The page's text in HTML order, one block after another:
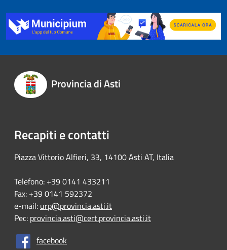
Provincia di Asti
Recapiti e contatti
Piazza Vittorio Alfieri, 33, 14100 Asti AT, Italia
Telefono: +39 0141 433211
Fax: +39 0141 592372
e-mail: urp@provincia.asti.it
Pec: provincia.asti@cert.provincia.asti.it
facebook